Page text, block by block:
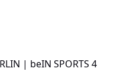
| beIN SPORTS 4